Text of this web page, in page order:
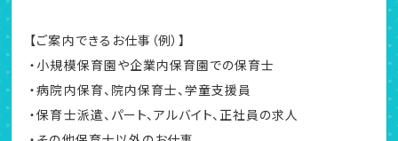
【ご案内できるお仕事（例）】
・小規模保育園や企業内保育園での保育士
・病院内保育、院内保育士、学童支援員
・保育士派遣、パート、アルバイト、正社員の求人